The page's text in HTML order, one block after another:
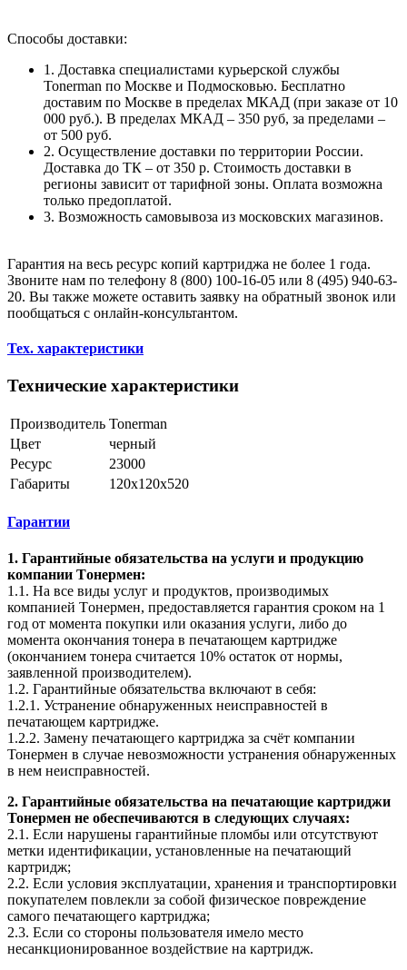
Способы доставки:
1. Доставка специалистами курьерской службы
Tonerman по Москве и Подмосковью. Бесплатно
доставим по Москве в пределах МКАД (при заказе от 10
000 руб.). В пределах МКАД – 350 руб, за пределами –
от 500 руб.
2. Осуществление доставки по территории России.
Доставка до ТК – от 350 р. Стоимость доставки в
регионы зависит от тарифной зоны. Оплата возможна
только предоплатой.
3. Возможность самовывоза из московских магазинов.
Гарантия на весь ресурс копий картриджа не более 1 года.
Звоните нам по телефону 8 (800) 100-16-05 или 8 (495) 940-63-
20. Вы также можете оставить заявку на обратный звонок или
пообщаться с онлайн-консультантом.
Тех. характеристики
Технические характеристики
Производитель Tonerman
Цвет
черный
Ресурс
23000
Габариты
120x120x520
Гарантии
1. Гарантийные обязательства на услуги и продукцию
компании Tонермен:
1.1. На все виды услуг и продуктов, производимых
компанией Tонермен, предоставляется гарантия сроком на 1
год от момента покупки или оказания услуги, либо до
момента окончания тонера в печатающем картридже
(окончанием тонера считается 10% остаток от нормы,
заявленной производителем).
1.2. Гарантийные обязательства включают в себя:
1.2.1. Устранение обнаруженных неисправностей в
печатающем картридже.
1.2.2. Замену печатающего картриджа за счёт компании
Тонермен в случае невозможности устранения обнаруженных
в нем неисправностей.
2. Гарантийные обязательства на печатающие картриджи
Тонермен не обеспечиваются в следующих случаях:
2.1. Если нарушены гарантийные пломбы или отсутствуют
метки идентификации, установленные на печатающий
картридж;
2.2. Если условия эксплуатации, хранения и транспортировки
покупателем повлекли за собой физическое повреждение
самого печатающего картриджа;
2.3. Если со стороны пользователя имело место
несанкционированное воздействие на картридж.